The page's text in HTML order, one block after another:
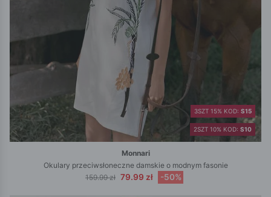
2SZT 10% KOD: S10
3SZT 15% KOD: S15
Monnari
Okulary przeciwsłoneczne damskie o modnym fasonie
159.99 zł 79.99 zł -50%